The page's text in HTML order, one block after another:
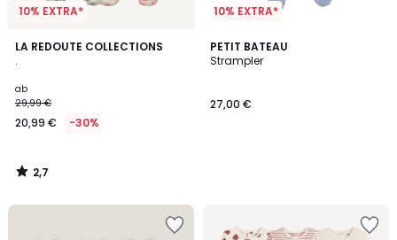
10% EXTRA*
LA REDOUTE COLLECTIONS
.
ab
29,99 €
20,99 € -30%
2,7
2,7
/
10% EXTRA*
PETIT BATEAU
Strampler
27,00 €